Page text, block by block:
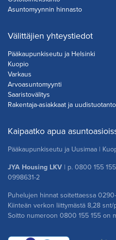
Asuntomyynnin hinnasto
Välittäjien yhteystiedot
Pääkaupunkiseutu ja Helsinki
Kuopio
Varkaus
Arvoasuntomyynti
Saaristovälitys
Rakentaja-asiakkaat ja uudistuotanto
Kaipaatko apua
Pääkaupunkiseutu ja Uusimaa |
JYA Housing LKV | p. 0800 155 155
0998631-2
Puhelujen hinnat soitettaessa
Kiinteän verkon liittymästä 8,28
Soitto numeroon 0800 155 155 on